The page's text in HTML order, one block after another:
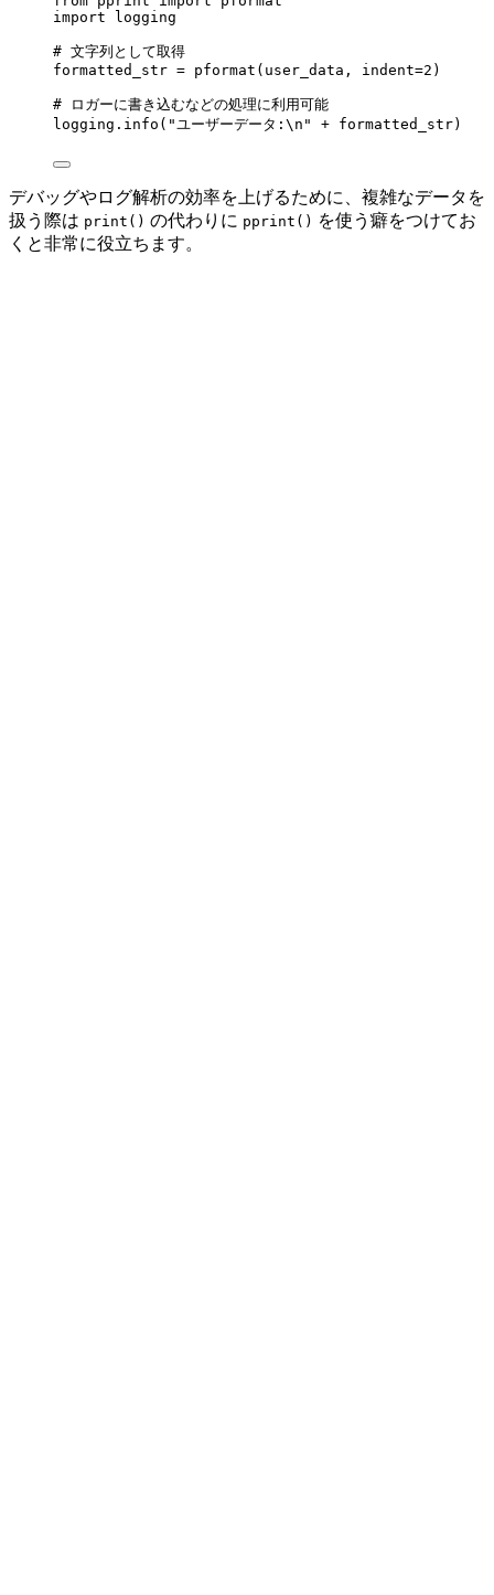
import logging
# 文字列として取得
formatted_str = pformat ( user_data , indent=2 )
# ロガーに書き込むなどの処理に利用可能
logging. info ( "ユーザーデータ: \n " + formatted_str)
デバッグやログ解析の効率を上げるために、複雑なデータを
扱う際は print() の代わりに pprint() を使う癖をつけてお
くと非常に役立ちます。